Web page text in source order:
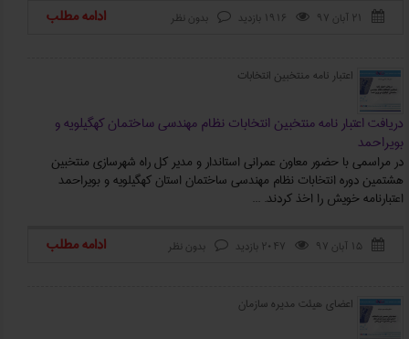
 ۲۱ آبان ۹۷  1916 بازدید  بدون نظر ادامه مطلب
اعتبار نامه منتخبین انتخابات
دریافت اعتبار نامه منتخبین انتخابات نظام مهندسی ساختمان کهگیلویه و
بویراحمد
در مراسمی با حضور معاون عمرانی استاندار و مدیر کل راه شهرسازی منتخبین
هشتمین دوره انتخابات نظام مهندسی ساختمان استان کهگیلویه و بویراحمد
اعتبارنامه خویش را اخذ کردند. ...
 ۱۵ آبان ۹۷  2047 بازدید  بدون نظر ادامه مطلب
اعضای هیئت مدیره سازمان